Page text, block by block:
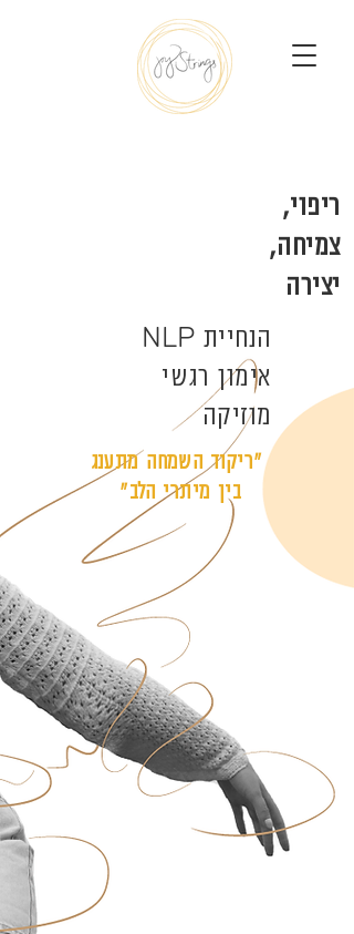
ריפוי,
צמיחה,
יצירה
הנחיית NLP
אימון רגשי
מוזיקה
״ריקוד השמחה מתענג
בין מיתרי הלב״